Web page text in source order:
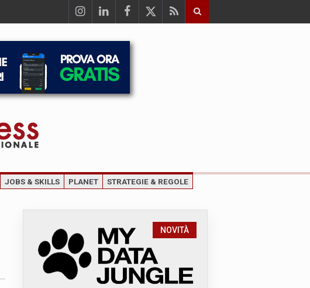
JOBS & SKILLS PLANET STRATEGIE & REGOLE
NOVITÀ